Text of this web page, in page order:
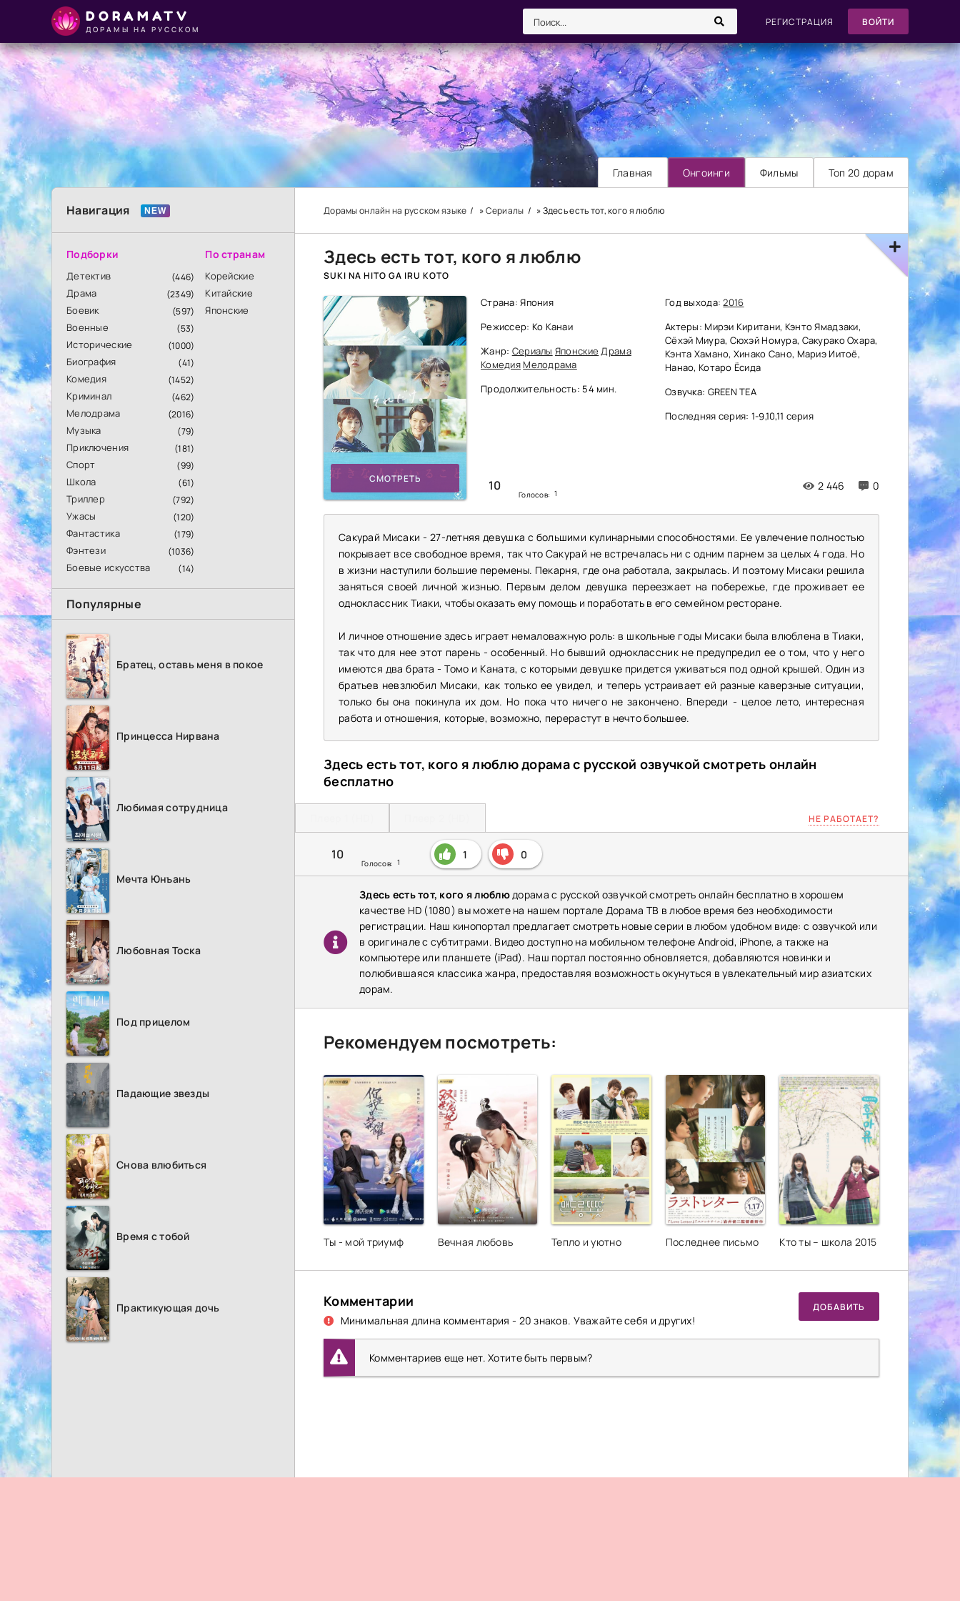
DORAMATV
ДОРАМЫ НА РУССКОМ
РЕГИСТРАЦИЯ ВОЙТИ
Главная Онгоинги Фильмы Топ 20 дорам
Навигация
Подборки
Детектив (446)
Драма (2349)
Боевик (597)
Военные (53)
Исторические (1000)
Биография (41)
Комедия (1452)
Криминал (462)
Мелодрама (2016)
Музыка (79)
Приключения (181)
Спорт (99)
Школа (61)
Триллер (792)
Ужасы (120)
Фантастика (179)
Фэнтези (1036)
Боевые искусства (14)
По странам
Корейские
Китайские
Японские
Популярные
Братец, оставь меня в покое
Принцесса Нирвана
Любимая сотрудница
Мечта Юнъань
Любовная Тоска
Под прицелом
Падающие звезды
Снова влюбиться
Время с тобой
Практикующая дочь
Дорамы онлайн на русском языке »Сериалы » Здесь есть тот, кого я люблю
Здесь есть тот, кого я люблю
SUKI NA HITO GA IRU KOTO
СМОТРЕТЬ
Страна: Япония
Режиссер: Ко Канаи
Жанр: Сериалы Японские Драма
Комедия Мелодрама
Продолжительность: 54 мин.
10
Голосов: 1
2 446 0
Год выхода:2016
Актеры: Мирэи Киритани, Кэнто Ямадзаки,
Сёхэй Миура, Сюхэй Номура, Сакурако Охара,
Кэнта Хамано, Хинако Сано, Мариэ Иитоё,
Нанао, Котаро Ёсида
Озвучка: GREEN TEA
Последняя серия: 1-9,10,11 серия
Сакурай Мисаки - 27-летняя девушка с большими кулинарными способностями. Ее увлечение полностью
покрывает все свободное время, так что Сакурай не встречалась ни с одним парнем за целых 4 года. Но
в жизни наступили большие перемены. Пекарня, где она работала, закрылась. И поэтому Мисаки решила
заняться своей личной жизнью. Первым делом девушка переезжает на побережье, где проживает ее
одноклассник Тиаки, чтобы оказать ему помощь и поработать в его семейном ресторане.
И личное отношение здесь играет немаловажную роль: в школьные годы Мисаки была влюблена в Тиаки,
так что для нее этот парень - особенный. Но бывший одноклассник не предупредил ее о том, что у него
имеются два брата - Томо и Каната, с которыми девушке придется уживаться под одной крышей. Один из
братьев невзлюбил Мисаки, как только ее увидел, и теперь устраивает ей разные каверзные ситуации,
только бы она покинула их дом. Но пока что ничего не закончено. Впереди - целое лето, интересная
работа и отношения, которые, возможно, перерастут в нечто большее.
Здесь есть тот, кого я люблю дорама с русской озвучкой смотреть онлайн
бесплатно
НЕ РАБОТАЕТ?
10
Голосов: 1
1 0
Здесь есть тот, кого я люблюдорама с русской озвучкой смотреть онлайн бесплатно в хорошем
качестве HD (1080) вы можете на нашем портале Дорама ТВ в любое время без необходимости
регистрации. Наш кинопортал предлагает смотреть новые серии в любом удобном виде: с озвучкой или
в оригинале с субтитрами. Видео доступно на мобильном телефоне Android, iPhone, а также на
компьютере или планшете (iPad). Наш портал постоянно обновляется, добавляются новинки и
полюбившаяся классика жанра, предоставляя возможность окунуться в увлекательный мир азиатских
дорам.
Рекомендуем посмотреть:
Ты - мой триумф Вечная любовь Тепло и уютно Последнее письмо Кто ты – школа 2015
Комментарии
Минимальная длина комментария - 20 знаков. Уважайте себя и других!
ДОБАВИТЬ
Комментариев еще нет. Хотите быть первым?